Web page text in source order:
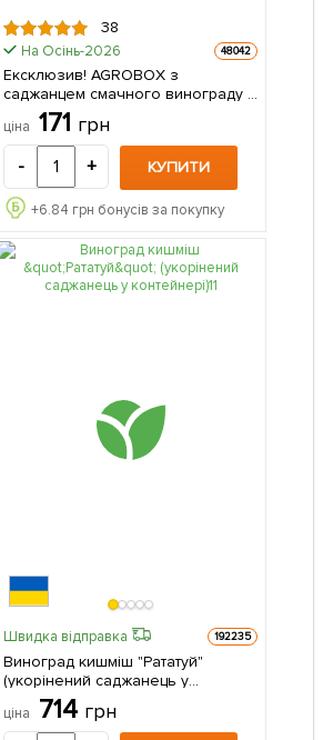
38
На Осінь-2026 48042
Ексклюзив! AGROBOX з
саджанцем смачного винограду 1
шт в упаковці
ціна 171 грн
- + КУПИТИ
+6.84 грн бонусів за покупку
Швидка відправка 192235
Виноград кишміш "Рататуй"
(укорінений саджанець у
контейнері) 1 саджанець в
упаковці
ціна 714 грн